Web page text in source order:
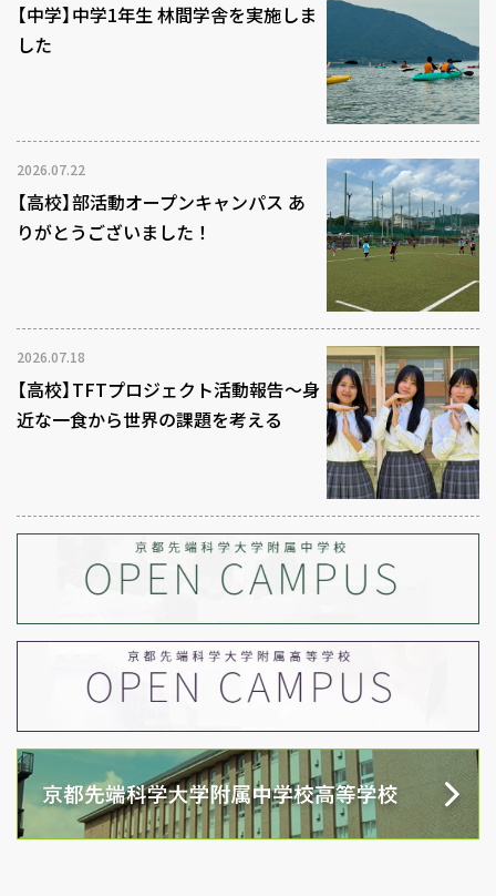
【中学】中学1年生 林間学舎を実施しま
した
2026.07.22
【高校】部活動オープンキャンパス あ
りがとうございました！
2026.07.18
【高校】TFTプロジェクト活動報告～身
近な一食から世界の課題を考える